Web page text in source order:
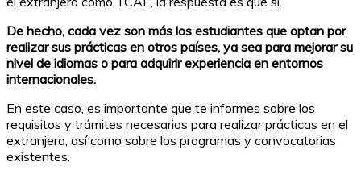
De hecho, cada vez son más los estudiantes que optan por
realizar sus prácticas en otros países, ya sea para mejorar su
nivel de idiomas o para adquirir experiencia en entornos
internacionales.
En este caso, es importante que te informes sobre los
requisitos y trámites necesarios para realizar prácticas en el
extranjero, así como sobre los programas y convocatorias
existentes.